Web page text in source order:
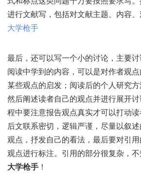
进行文献写，包括对文献主题、内容、
大学枪手
最后，还可以写一个小的讨论，主要
阅读中学到的内容，可以是对作者观
某些观点的启发；阅读后的个人研究方
然后阐述读者自己的观点并进行展开
程中要注意报告观点真实才可以打动
后文联系密切，逻辑严谨，尽量以叙
观点，抒发自己的看法，最后要对引
观点进行标注。引用的部分很复杂，
大学枪手 ！